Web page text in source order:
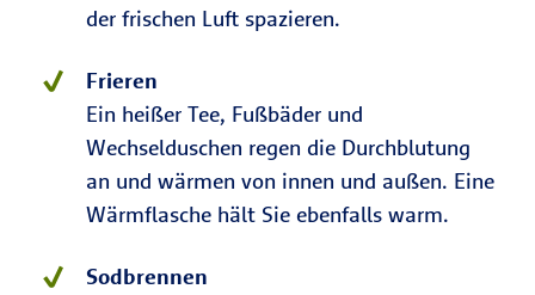
der frischen Luft spazieren.
Frieren
Ein heißer Tee, Fußbäder und
Wechselduschen regen die Durchblutung
an und wärmen von innen und außen. Eine
Wärmflasche hält Sie ebenfalls warm.
Sodbrennen